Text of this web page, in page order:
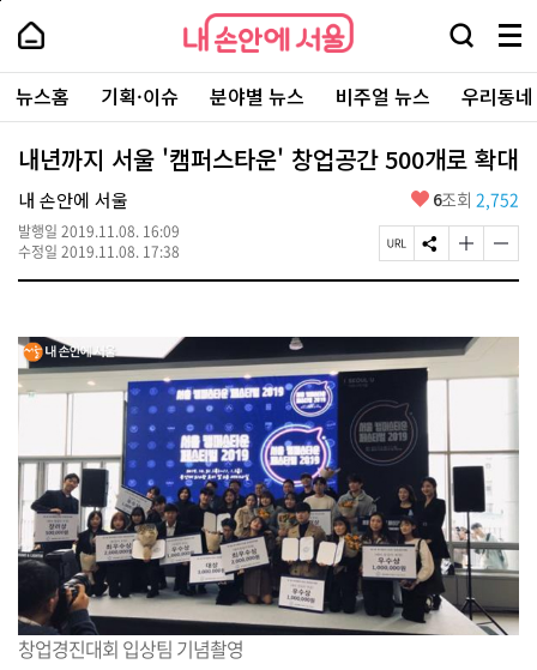
본
로
가
내
손
안
에
서
울
-
서
울
시
대
표
소
털
내
손
에
울
검
창
열
기
메
뉴
전
체
보
기
주
요
서
뉴스홈 기획·이슈 분야별 뉴스 비주얼 뉴스 우리동
내년까지 서울 '캠퍼스타운' 창업공간 500개로 확대
내 손안에 서울
발행일 2019.11.08. 16:09
수정일 2019.11.08. 17:38
좋
요
6조회 2,752
페
이
R
L
복
사
S
N
유
하
기
글
자
크
게
변
글
자
작
변
창업경진대회 입상팀 기념촬영
페
상
단
로